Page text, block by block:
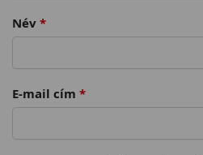
Név *
E-mail cím *